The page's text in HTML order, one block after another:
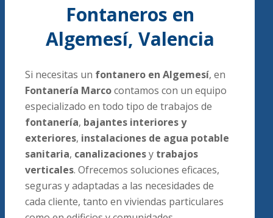
Fontaneros en
Algemesí, Valencia
Si necesitas un fontanero en Algemesí, en
Fontanería Marcocontamos con un equipo
especializado en todo tipo de trabajos de
fontanería, bajantes interiores y
exteriores, instalaciones de agua potable
sanitaria, canalizacionesy trabajos
verticales. Ofrecemos soluciones eficaces,
seguras y adaptadas a las necesidades de
cada cliente, tanto en viviendas particulares